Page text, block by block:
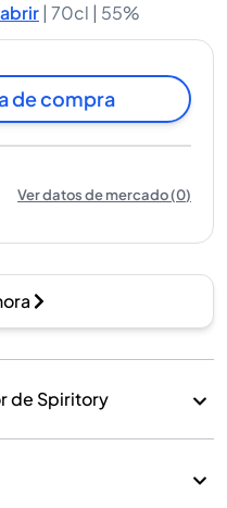
| 70cl | 55%
de compra
Ver datos de mercado(0)
de Spiritory